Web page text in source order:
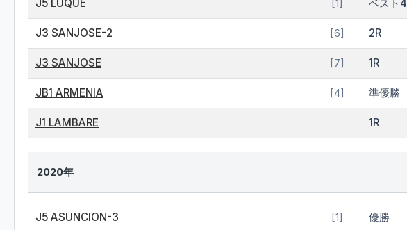
J5 LUQUE [1] ベスト4
J3 SANJOSE-2 [6] 2R
J3 SANJOSE [7] 1R
JB1 ARMENIA [4] 準優勝
J1 LAMBARE 1R
2020年
J5 ASUNCION-3 [1] 優勝